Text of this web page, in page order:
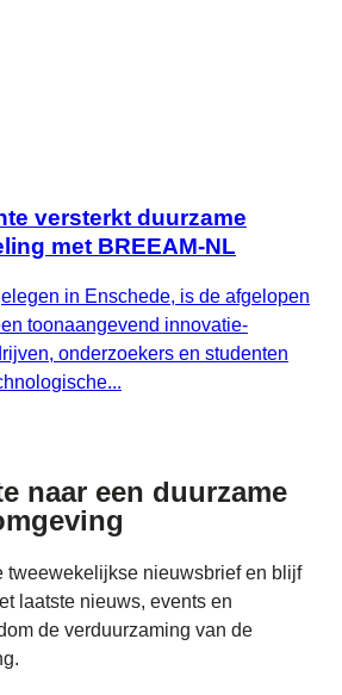
versterkt duurzame
met BREEAM‑NL
in Enschede, is de afgelopen
toonaangevend innovatie-
onderzoekers en studenten
naar een duurzame
tweewekelijkse nieuwsbrief en blijf
laatste nieuws, events en
de verduurzaming van de